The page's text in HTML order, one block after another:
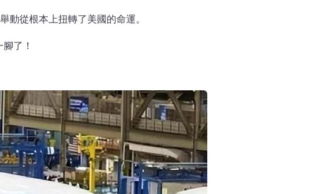
動從根本上扭轉了美國的命運。
了！